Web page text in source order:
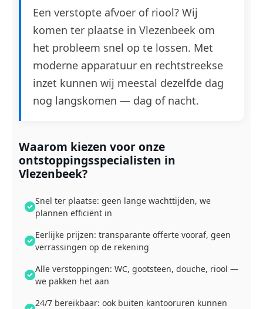
Een verstopte afvoer of riool? Wij
komen ter plaatse in Vlezenbeek om
het probleem snel op te lossen. Met
moderne apparatuur en rechtstreekse
inzet kunnen wij meestal dezelfde dag
nog langskomen — dag of nacht.
Waarom kiezen voor onze
ontstoppingsspecialisten in
Vlezenbeek?
Snel ter plaatse: geen lange wachttijden, we
plannen efficiënt in
Eerlijke prijzen: transparante offerte vooraf, geen
verrassingen op de rekening
Alle verstoppingen: WC, gootsteen, douche, riool —
we pakken het aan
24/7 bereikbaar: ook buiten kantooruren kunnen